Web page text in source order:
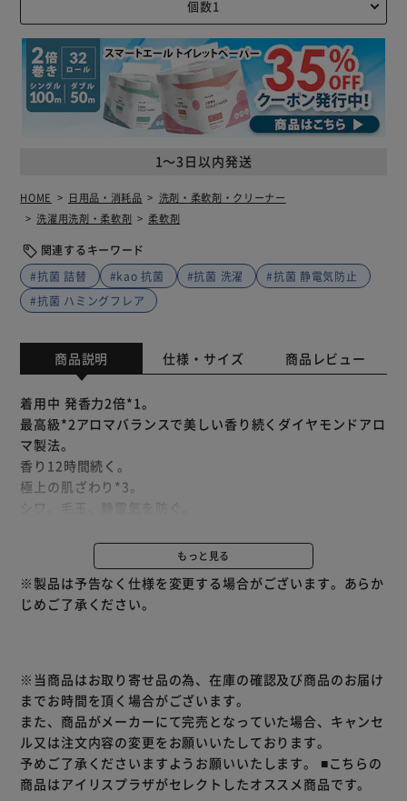
1～3日以内発送
HOME 日用品・消耗品
洗剤・柔軟剤・クリーナー
洗濯用洗剤・柔軟剤
柔軟剤
関連するキーワード
#抗菌 詰替
#kao 抗菌 #抗菌 洗濯
#抗菌 静電気防止
#抗菌 ハミングフレア
商品説明 仕様・サイズ 商品レビュー
着用中 発香力2倍*1。
最高級*2アロマバランスで美しい香り続くダイヤモンドアロ
マ製法。
香り12時間続く。
極上の肌ざわり*3。
*1 従来品比、素材によって効果が異なる場合があります。
*2 当社柔軟剤内。
*3 当社品比。
もっと見る
※製品は予告なく仕様を変更する場合がございます。あらか
じめご了承ください。
※当商品はお取り寄せ品の為、在庫の確認及び商品のお届け
までお時間を頂く場合がございます。
また、商品がメーカーにて完売となっていた場合、キャンセ
ル又は注文内容の変更をお願いいたしております。
予めご了承くださいますようお願いいたします。 ■こちらの
商品はアイリスプラザがセレクトしたオススメ商品です。